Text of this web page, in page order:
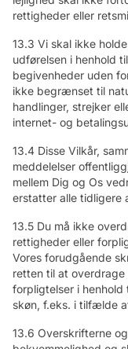
rettigheder eller
13.3 Vi skal ikke
udførelsen i henhold
begivenheder uden
ikke begrænset til
handlinger, strejker
internet- og
13.4 Disse Vilkår,
meddelelser
mellem Dig og Os
erstatter alle tidligere
13.5 Du må ikke
rettigheder eller
Vores forudgående
retten til at
forpligtelser i
skøn, f.eks. i tilfælde
13.6 Overskrifterne